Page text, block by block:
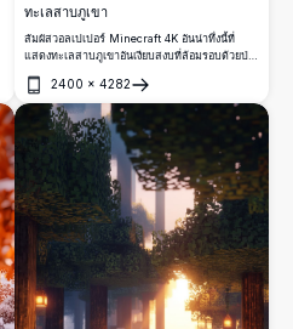
ทะเลสาบภูเขา
สัมผัสวอลเปเปอร์ Minecraft 4K อันน่าทึ่งนี้ที่
แสดงทะเลสาบภูเขาอันเงียบสงบที่ล้อมรอบด้วยป่า
ละเอียดสูงนี้มีดอกไม้สีสดใส น้ำที่สงบเงียบ และ
บ้านไม้ที่มีเสน่ห์ซึ่งตั้งอยู่ในอ้อมกอดของธรรมชาติ
2400 × 4282
เปิด